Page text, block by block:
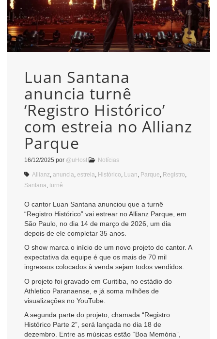
Luan Santana
anuncia turnê
‘Registro Histórico’
com estreia no Allianz
Parque
16/12/2025 por @uHost Notícias
Allianz anuncia estreia Histórico Luan Parque Registro
Santana turnê
O cantor Luan Santana anunciou que a turnê
“Registro Histórico” vai estrear no Allianz Parque, em
São Paulo, no dia 14 de março de 2026, um dia
depois de ele completar 35 anos.
O show marca o início de um novo projeto do cantor. A
expectativa da equipe é que os mais de 70 mil
ingressos colocados à venda sejam todos vendidos.
O projeto foi gravado em Curitiba, no estádio do
Athletico Paranaense, e já soma milhões de
visualizações no YouTube.
A segunda parte do projeto, chamada “Registro
Histórico Parte 2”, será lançada no dia 18 de
dezembro. Entre as músicas estão “Boa Memória”,